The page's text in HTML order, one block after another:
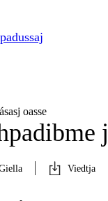
oasse
Viedtja